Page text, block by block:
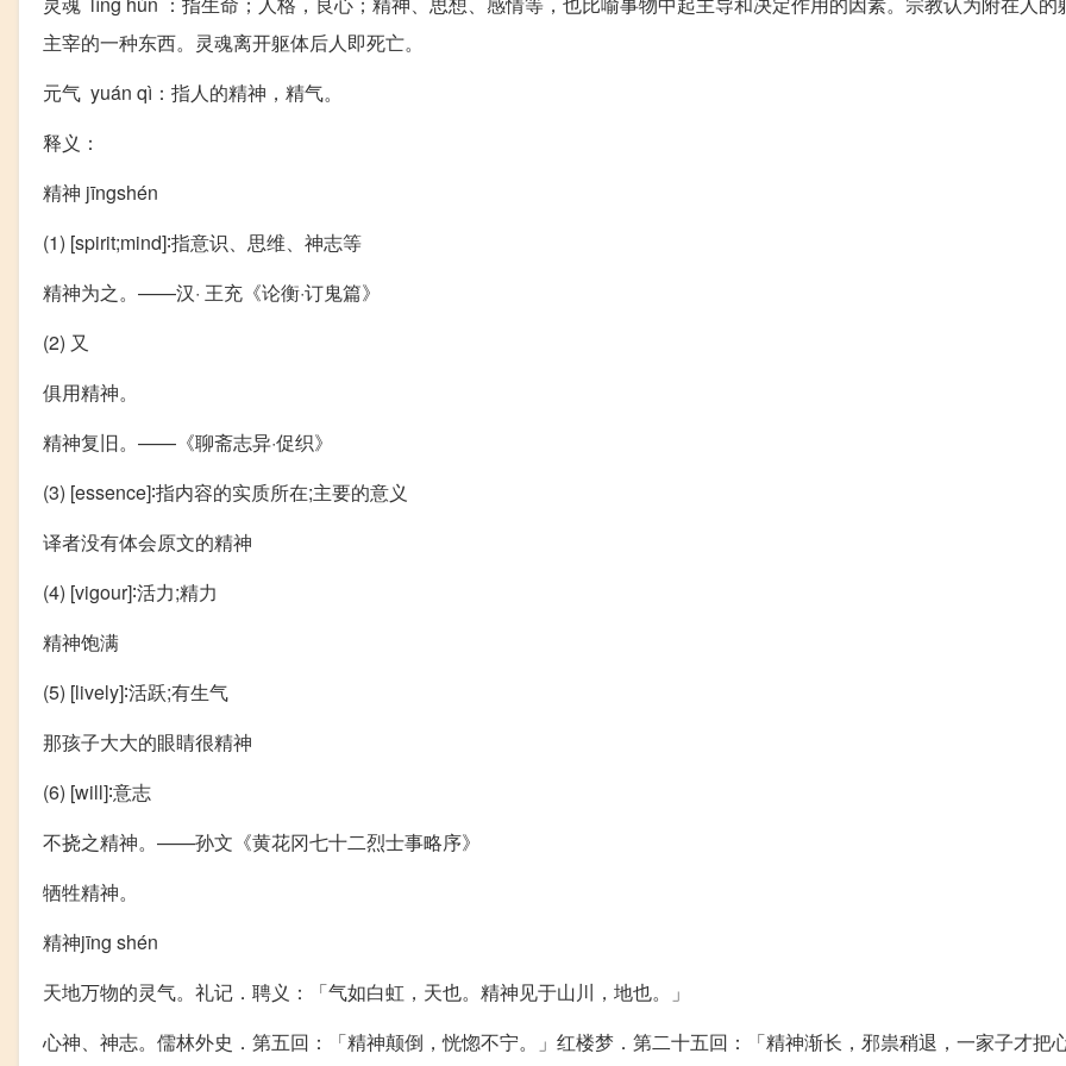
主宰的一种东西。灵魂离开躯体后人即死亡。
元气 yuán qì：指人的精神，精气。
释义：
精神 jīngshén
(1) [spirit;mind]∶指意识、思维、神志等
精神为之。——汉· 王充《论衡·订鬼篇》
(2) 又
俱用精神。
精神复旧。——《聊斋志异·促织》
(3) [essence]∶指内容的实质所在;主要的意义
译者没有体会原文的精神
(4) [vigour]∶活力;精力
精神饱满
(5) [lively]∶活跃;有生气
那孩子大大的眼睛很精神
(6) [will]∶意志
不挠之精神。——孙文《黄花冈七十二烈士事略序》
牺牲精神。
精神jīng shén
天地万物的灵气。礼记．聘义：「气如白虹，天也。精神见于山川，地也。」
心神、神志。儒林外史．第五回：「精神颠倒，恍惚不宁。」红楼梦．第二十五回：「精神渐长，邪祟稍退，一家子才把